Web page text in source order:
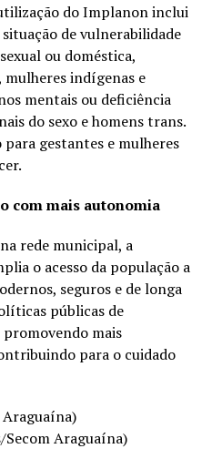
do Implanon inclui
de vulnerabilidade
ou doméstica,
indígenas e
mentais ou deficiência
do sexo e homens trans.
gestantes e mulheres
com mais autonomia
rede municipal, a
o acesso da população a
seguros e de longa
públicas de
mais
para o cuidado
Araguaína)